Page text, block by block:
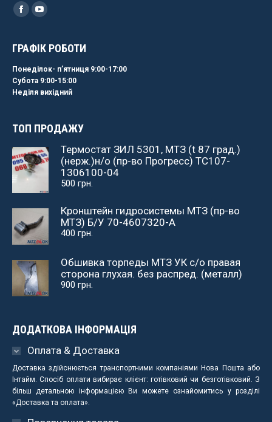
Найдите нас:
Facebook
YouTube
ГРАФІК РОБОТИ
Понеділок- пʼятниця 9:00-17:00
Субота 9:00-15:00
Неділя вихідний
ТОП ПРОДАЖУ
Термостат ЗИЛ 5301, МТЗ (t 87 град.)
(нерж.)н/о (пр-во Прогресс) ТС107-
1306100-04
500 грн.
Кронштейн гидросистемы МТЗ (пр-во
МТЗ) Б/У 70-4607320-А
400 грн.
Обшивка торпеды МТЗ УК с/о правая
сторона глухая. без распред. (металл)
900 грн.
ДОДАТКОВА ІНФОРМАЦІЯ
Оплата & Доставка
Доставка здійснюється транспортними компаніями Нова Пошта або
Інтайм. Спосіб оплати вибирає клієнт: готівковий чи безготівковий. З
більш детальною інформацією Ви можете ознайомитись у розділі
«Доставка та оплата».